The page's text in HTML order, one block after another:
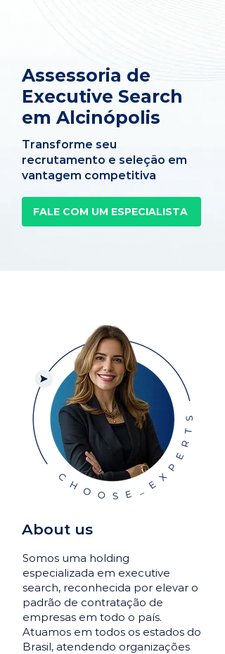
Assessoria de
Executive Search
em Alcinópolis
Transforme seu
recrutamento e seleção em
vantagem competitiva
FALE COM UM ESPECIALISTA
About us
Somos uma holding
especializada em executive
search, reconhecida por elevar o
padrão de contratação de
empresas em todo o país.
Atuamos em todos os estados do
Brasil, atendendo organizações